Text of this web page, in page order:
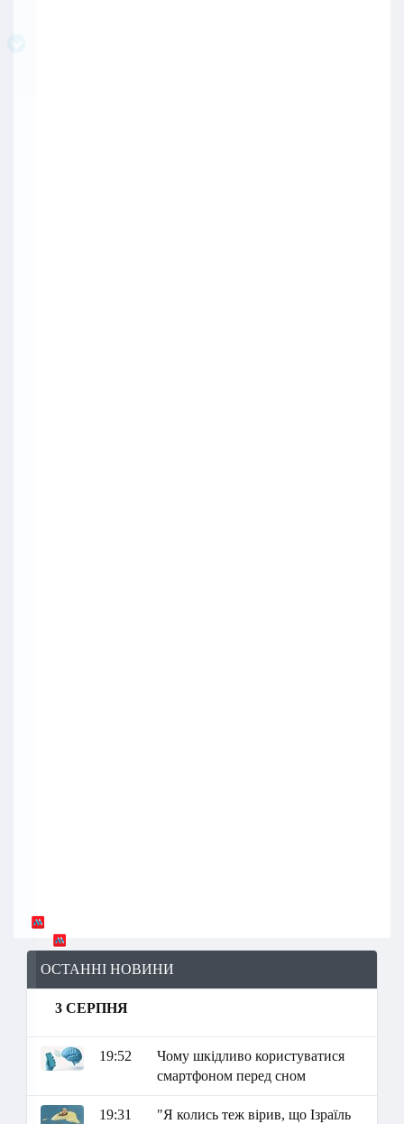
ОСТАННІ НОВИНИ
3 СЕРПНЯ
19:52
Чому шкідливо користуватися
смартфоном перед сном
19:31
"Я колись теж вірив, що Ізраїль